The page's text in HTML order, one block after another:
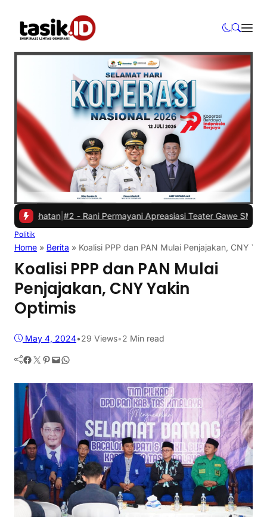
| #2 -Rani Permayani Apreasiasi Teater Gawe SMKN 3
Politik
Home » Berita » Koalisi PPP dan PAN Mulai Penjajakan, CNY
Koalisi PPP dan PAN Mulai
Penjajakan, CNY Yakin
Optimis
May 4, 2024•29 Views•2 Min read
Facebook Twitter Pinterest Mail WhatsApp